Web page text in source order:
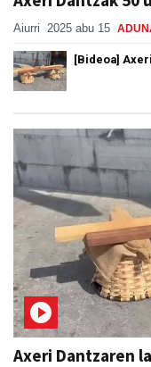
Aiurri 2025 abu 15
[Bideoa]
Axeri Dantzaren